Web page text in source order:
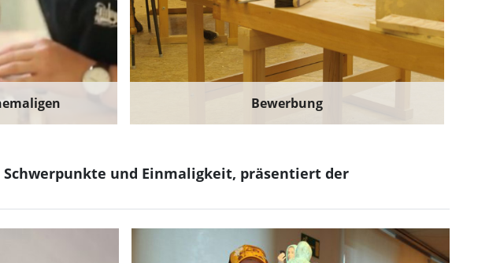
Bewerbung
und Einmaligkeit, präsentiert der